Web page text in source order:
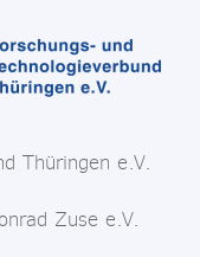
Thüringen e.V.
Zuse e.V.